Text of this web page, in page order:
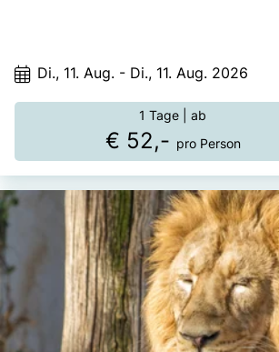
Di., 11. Aug. - Di., 11. Aug. 2026
1 Tage | ab
€ 52,- pro Person